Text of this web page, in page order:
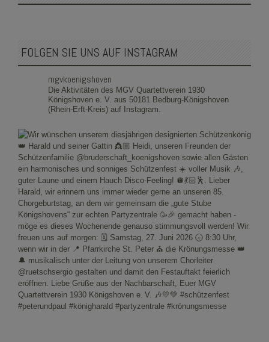
FOLGEN SIE UNS AUF INSTAGRAM
mgvkoenigshoven
Die Aktivitäten des MGV Quartettverein 1930
Königshoven e. V. aus 50181 Bedburg-Königshoven
(Rhein-Erft-Kreis) auf Instagram.